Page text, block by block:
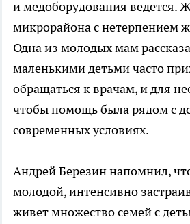
и медоборудования ведется.
микрорайона с нетерпением
Одна из молодых мам
маленькими детьми часто
обращаться к врачам, и для
чтобы помощь была рядом с
современных условиях.
Андрей Березин напомнил,
молодой, интенсивно
живет множество семей с